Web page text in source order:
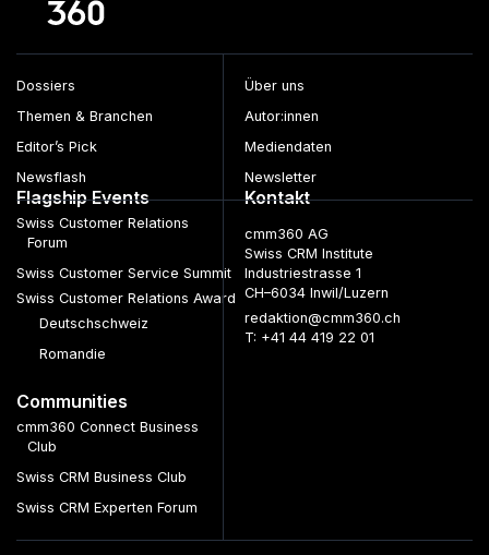
Dossiers
Themen & Branchen
Editor’s Pick
Newsflash
Über uns
Autor:innen
Mediendaten
Newsletter
Flagship Events
Swiss Customer Relations
Forum
Swiss Customer Service Summit
Swiss Customer Relations Award
Deutschschweiz
Romandie
Communities
cmm360 Connect Business
Club
Swiss CRM Business Club
Swiss CRM Experten Forum
Kontakt
cmm360 AG
Swiss CRM Institute
Industriestrasse 1
CH–6034 Inwil/Luzern
redaktion@cmm360.ch
T: +41 44 419 22 01